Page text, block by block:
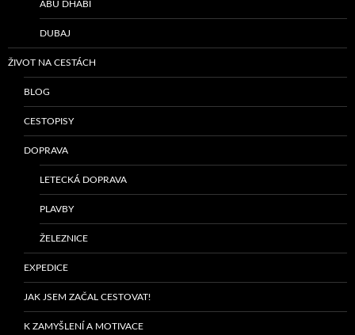
ABÚ DHABÍ
DUBAJ
ŽIVOT NA CESTÁCH
BLOG
CESTOPISY
DOPRAVA
LETECKÁ DOPRAVA
PLAVBY
ŽELEZNICE
EXPEDICE
JAK JSEM ZAČAL CESTOVAT!
K ZAMYŠLENÍ A MOTIVACE